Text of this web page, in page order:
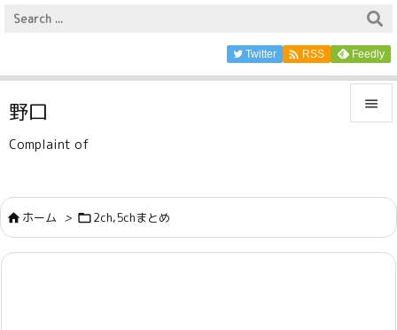

サイド

前へ
Twitter  RSS Feedly
野口
Complaint of
ホーム > 2ch,5chまとめ